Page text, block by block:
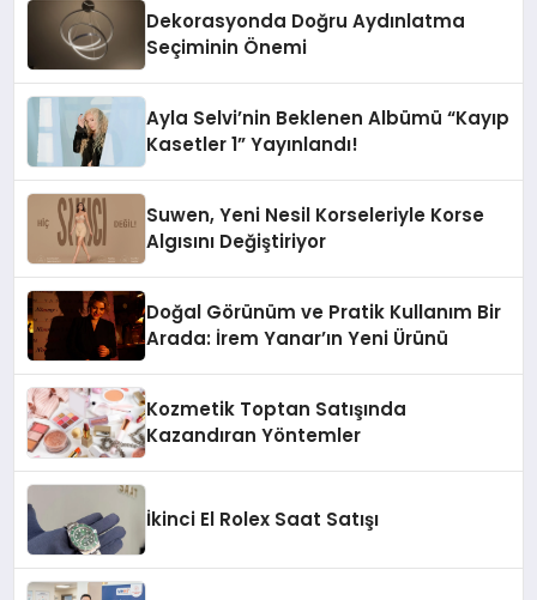
Dekorasyonda Doğru Aydınlatma
Seçiminin Önemi
Ayla Selvi’nin Beklenen Albümü “Kayıp
Kasetler 1” Yayınlandı!
Suwen, Yeni Nesil Korseleriyle Korse
Algısını Değiştiriyor
Doğal Görünüm ve Pratik Kullanım Bir
Arada: İrem Yanar’ın Yeni Ürünü
Kozmetik Toptan Satışında
Kazandıran Yöntemler
İkinci El Rolex Saat Satışı